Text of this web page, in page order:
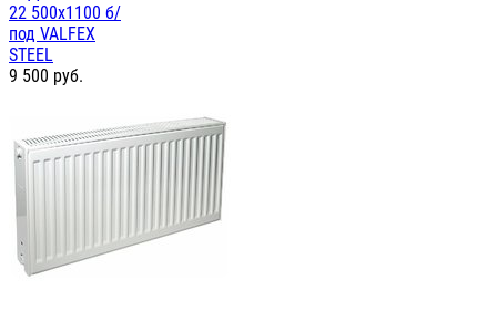
22 500х1100 б/
под VALFEX
STEEL
9 500 руб.